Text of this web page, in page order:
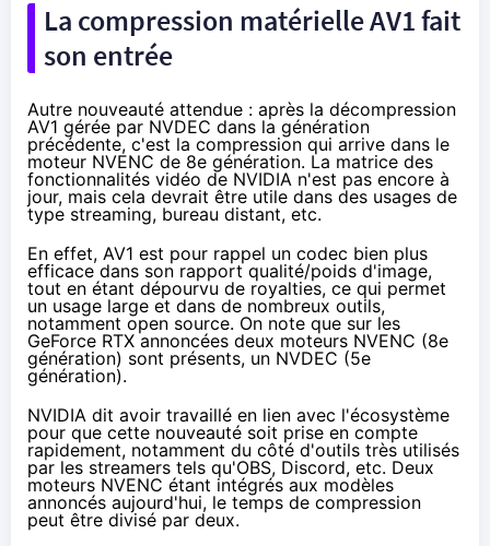
La compression matérielle AV1 fait
son entrée
Autre nouveauté attendue : après la décompression
AV1 gérée par NVDEC dans la génération
précédente, c'est la compression qui arrive dans le
moteur NVENC de 8e génération. La matrice des
fonctionnalités vidéo de NVIDIA n'est pas encore à
jour, mais cela devrait être utile dans des usages de
type streaming, bureau distant, etc.
En effet, AV1 est pour rappel un codec bien plus
efficace dans son rapport qualité/poids d'image,
tout en étant dépourvu de royalties, ce qui permet
un usage large et dans de nombreux outils,
notamment open source. On note que sur les
GeForce RTX annoncées deux moteurs NVENC (8e
génération) sont présents, un NVDEC (5e
génération).
NVIDIA dit avoir travaillé en lien avec l'écosystème
pour que cette nouveauté soit prise en compte
rapidement, notamment du côté d'outils très utilisés
par les streamers tels qu'OBS, Discord, etc. Deux
moteurs NVENC étant intégrés aux modèles
annoncés aujourd'hui, le temps de compression
peut être divisé par deux.